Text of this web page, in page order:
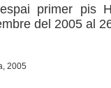
primer pis
del 2005 al
2005